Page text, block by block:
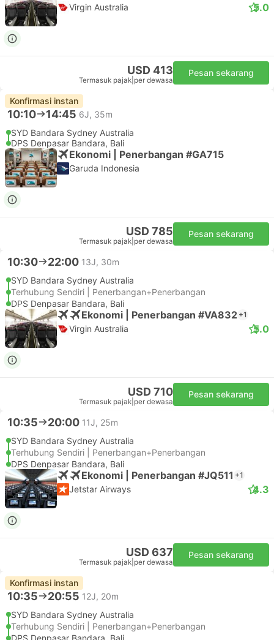
Virgin Australia 5.0
USD 413
Termasuk pajak per dewasa
Pesan sekarang
Konfirmasi instan
10:10 14:45 6J, 35m
SYD Bandara Sydney Australia
DPS Denpasar Bandara, Bali
Ekonomi | Penerbangan #GA715
Garuda Indonesia
USD 785
Termasuk pajak per dewasa
Pesan sekarang
10:30 22:00 13J, 30m
SYD Bandara Sydney Australia
Terhubung Sendiri | Penerbangan+Penerbangan
DPS Denpasar Bandara, Bali
Ekonomi | Penerbangan #VA832 +1
Virgin Australia 5.0
USD 710
Termasuk pajak per dewasa
Pesan sekarang
10:35 20:00 11J, 25m
SYD Bandara Sydney Australia
Terhubung Sendiri | Penerbangan+Penerbangan
DPS Denpasar Bandara, Bali
Ekonomi | Penerbangan #JQ511 +1
Jetstar Airways 4.3
USD 637
Termasuk pajak per dewasa
Pesan sekarang
Konfirmasi instan
10:35 20:55 12J, 20m
SYD Bandara Sydney Australia
Terhubung Sendiri | Penerbangan+Penerbangan
DPS Denpasar Bandara, Bali